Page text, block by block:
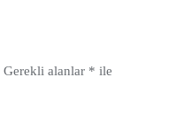
Gerekli alanlar * ile